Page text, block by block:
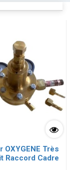
OXYGENE Très
Raccord Cadre